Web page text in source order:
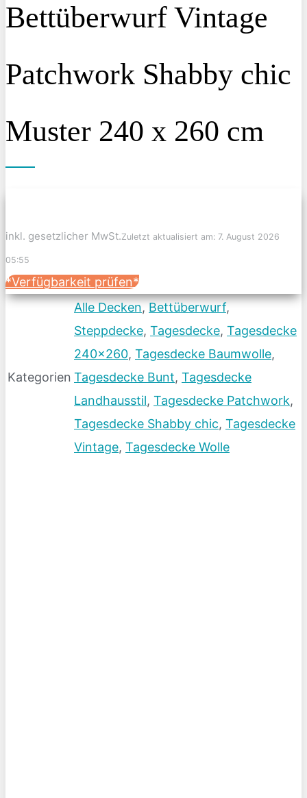
Bettüberwurf Vintage
Patchwork Shabby chic
Muster 240 x 260 cm
inkl. gesetzlicher MwSt.Zuletzt aktualisiert am: 7. August 2026
05:55
*Verfügbarkeit prüfen*
Kategorien
Alle Decken, Bettüberwurf,
Steppdecke, Tagesdecke, Tagesdecke
240x260, Tagesdecke Baumwolle,
Tagesdecke Bunt, Tagesdecke
Landhausstil, Tagesdecke Patchwork,
Tagesdecke Shabby chic, Tagesdecke
Vintage, Tagesdecke Wolle